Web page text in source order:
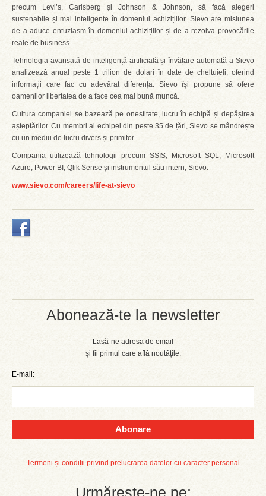
Abonează-te la newsletter
Lasă-ne adresa de email
și fii primul care află noutățile.
E-mail:
Abonare
Termeni și condiții privind prelucrarea datelor cu caracter personal
Urmărește-ne pe:
precum Levi’s, Carlsberg și Johnson & Johnson, să facă alegeri
sustenabile și mai inteligente în domeniul achizițiilor. Sievo are misiunea
de a aduce entuziasm în domeniul achizițiilor și de a rezolva provocările
reale de business.
Tehnologia avansată de inteligență artificială și învățare automată a Sievo
analizează anual peste 1 trilion de dolari în date de cheltuieli, oferind
informații care fac cu adevărat diferența. Sievo își propune să ofere
oamenilor libertatea de a face cea mai bună muncă.
Cultura companiei se bazează pe onestitate, lucru în echipă și depășirea
așteptărilor. Cu membri ai echipei din peste 35 de țări, Sievo se mândrește
cu un mediu de lucru divers și primitor.
Compania utilizează tehnologii precum SSIS, Microsoft SQL, Microsoft
Azure, Power BI, Qlik Sense și instrumentul său intern, Sievo.
www.sievo.com/careers/life-at-sievo